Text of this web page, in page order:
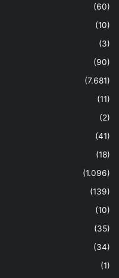
(60)
(10)
(3)
(90)
(7.681)
(11)
(2)
(41)
(18)
(1.096)
(139)
(10)
(35)
(34)
(1)